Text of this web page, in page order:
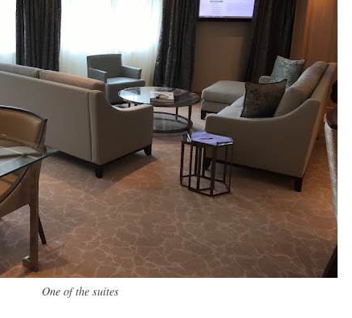
One of the suites